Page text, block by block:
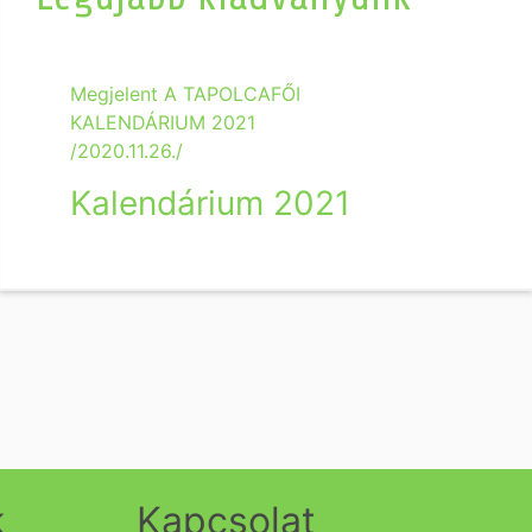
Megjelent A TAPOLCAFŐI
KALENDÁRIUM 2021
/2020.11.26./
Kalendárium 2021
Kapcsolat